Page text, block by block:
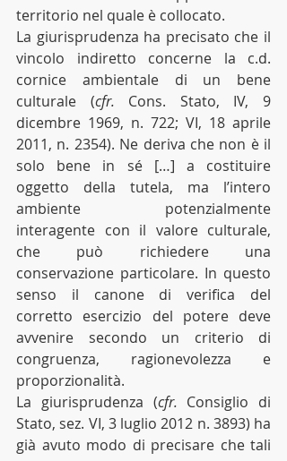
territorio nel quale è collocato.
La giurisprudenza ha precisato che il
vincolo indiretto concerne la c.d.
cornice ambientale di un bene
culturale (cfr. Cons. Stato, IV, 9
dicembre 1969, n. 722; VI, 18 aprile
2011, n. 2354). Ne deriva che non è il
solo bene in sé […] a costituire
oggetto della tutela, ma l’intero
ambiente potenzialmente
interagente con il valore culturale,
che può richiedere una
conservazione particolare. In questo
senso il canone di verifica del
corretto esercizio del potere deve
avvenire secondo un criterio di
congruenza, ragionevolezza e
proporzionalità.
La giurisprudenza (cfr. Consiglio di
Stato, sez. VI, 3 luglio 2012 n. 3893) ha
già avuto modo di precisare che tali